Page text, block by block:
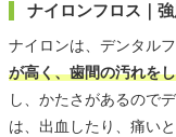
ナイロンフロス｜
ナイロンは、デンタル
が高く、歯間の汚れを
し、かたさがあるので
は、出血したり、痛い